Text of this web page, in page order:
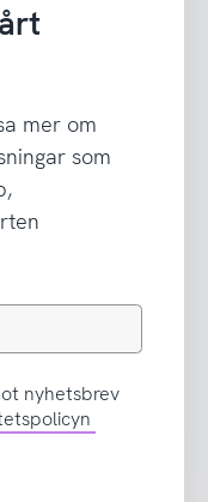
mer om
som
nyhetsbrev